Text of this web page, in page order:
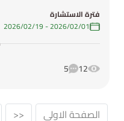
فترة الاستشارة
01‏/02‏/2026
-
19‏/02‏/2026
12
5
الصفحة الاولى <<